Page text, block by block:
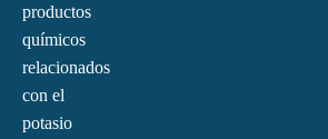
productos
químicos
relacionados
con el
potasio